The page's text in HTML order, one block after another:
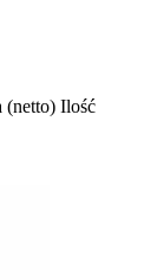
(netto) Ilość